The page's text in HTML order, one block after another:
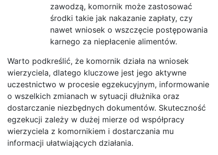
zawodzą, komornik może zastosować
środki takie jak nakazanie zapłaty, czy
nawet wniosek o wszczęcie postępowania
karnego za niepłacenie alimentów.
Warto podkreślić, że komornik działa na wniosek
wierzyciela, dlatego kluczowe jest jego aktywne
uczestnictwo w procesie egzekucyjnym, informowanie
o wszelkich zmianach w sytuacji dłużnika oraz
dostarczanie niezbędnych dokumentów. Skuteczność
egzekucji zależy w dużej mierze od współpracy
wierzyciela z komornikiem i dostarczania mu
informacji ułatwiających działania.